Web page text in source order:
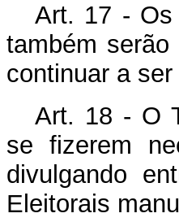
Art. 17 - Os
também
continuar a
Art. 18 - O
se fizerem
divulgando
Eleitorais